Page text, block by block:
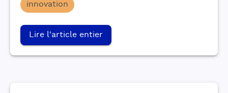
innovation
Lire l'article entier